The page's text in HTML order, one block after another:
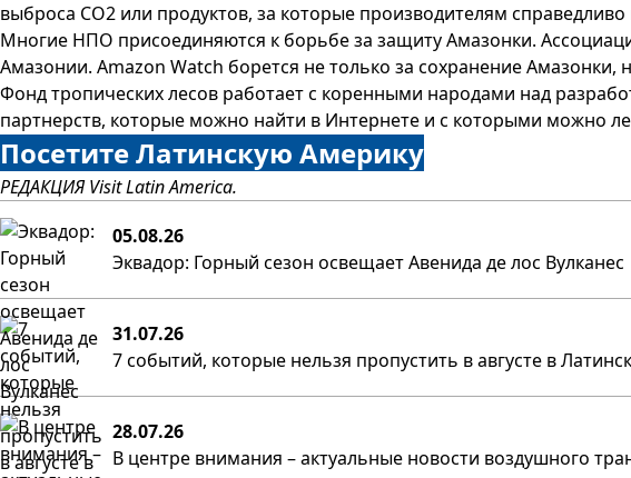
выброса CO2 или продуктов, за которые производителям
Многие НПО присоединяются к борьбе за защиту Амазонки.
Амазонии. Amazon Watch борется не только за сохранение
Фонд тропических лесов работает с коренными народами над
партнерств, которые можно найти в Интернете и с которыми можно
Посетите Латинскую Америку
РЕДАКЦИЯ Visit Latin America.
05.08.26
Эквадор: Горный сезон освещает Авенида де лос Вулканес
31.07.26
7 событий, которые нельзя пропустить в августе в
28.07.26
В центре внимания – актуальные новости воздушного